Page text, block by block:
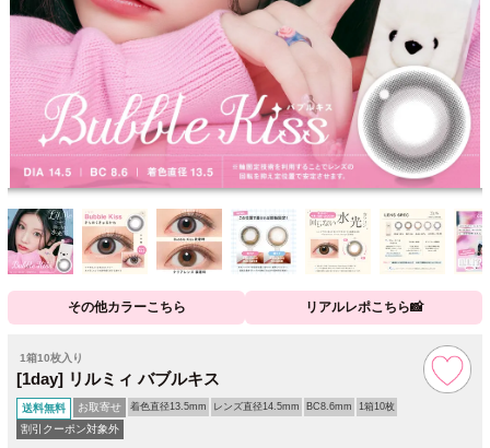
その他カラーこちら リアルレポこちら📸
1箱10枚入り
[1day] リルミィ バブルキス
送料無料 お取寄せ 着色直径13.5mm レンズ直径14.5mm BC8.6mm 1箱10枚
割引クーポン対象外